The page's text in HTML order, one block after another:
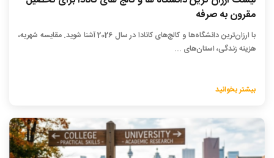
مقرون به صرفه
با ارزان‌ترین دانشگاه‌ها و کالج‌های کانادا در سال 2026 آشنا شوید. مقایسه شهریه،
هزینه زندگی، استان‌های ...
بیشتر بخوانید